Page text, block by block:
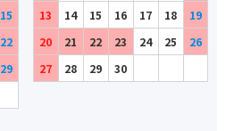
15
22
29
13
14 15 16 17 18
19
20
21 22 23 24 25
26
27
28 29 30